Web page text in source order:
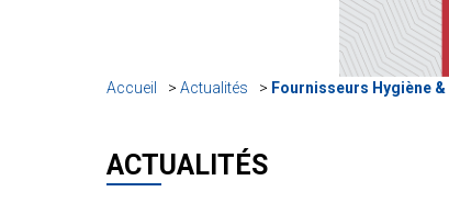
Accueil Actualités Fournisseurs Hygiène
ACTUALITÉS